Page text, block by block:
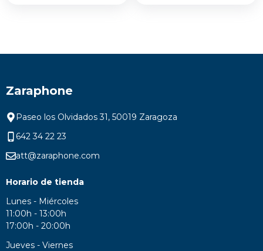
Zaraphone
Paseo los Olvidados 31, 50019 Zaragoza
642 34 22 23
att@zaraphone.com
Horario de tienda
Lunes - Miércoles
11:00h - 13:00h
17:00h - 20:00h
Jueves - Viernes